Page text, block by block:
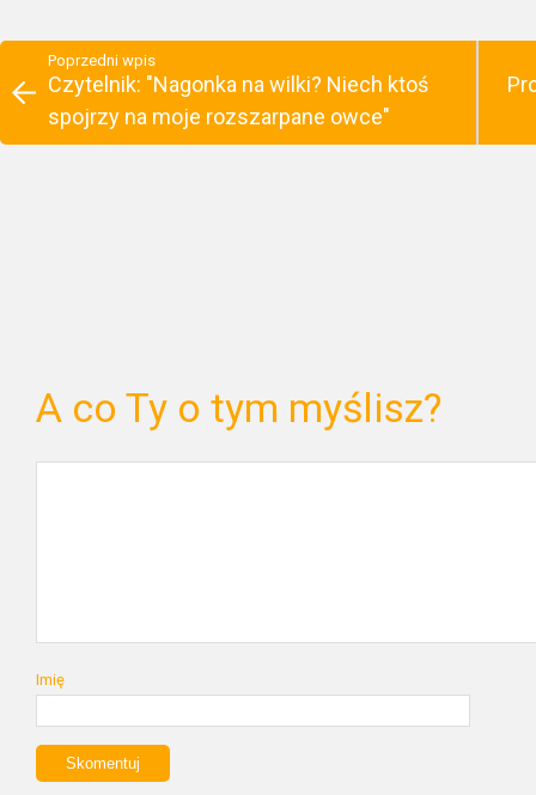
Poprzedni wpis
Czytelnik: "Nagonka na wilki? Niech ktoś
spojrzy na moje rozszarpane owce"
A co Ty o tym myślisz?
Imię